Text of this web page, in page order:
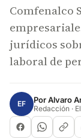
Comfenalco
jurídicos
laboral de
EF PorAlvaro
Redacción ·